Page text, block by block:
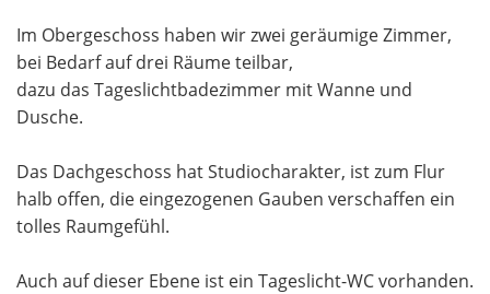
Im Obergeschoss haben wir zwei geräumige Zimmer,
bei Bedarf auf drei Räume teilbar,
dazu das Tageslichtbadezimmer mit Wanne und
Dusche.
Das Dachgeschoss hat Studiocharakter, ist zum Flur
halb offen, die eingezogenen Gauben verschaffen ein
tolles Raumgefühl.
Auch auf dieser Ebene ist ein Tageslicht-WC vorhanden.